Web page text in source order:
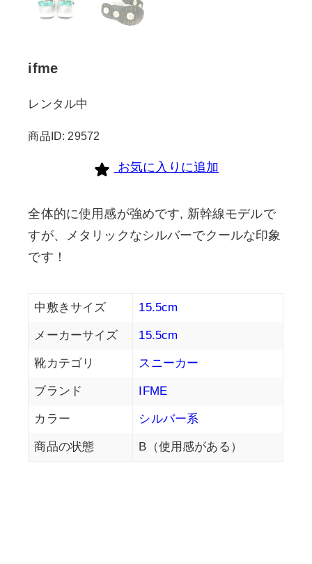
ifme
レンタル中
商品ID: 29572
お気に入りに追加
全体的に使用感が強めです, 新幹線モデルで
すが、メタリックなシルバーでクールな印象
です！
中敷きサイズ 15.5cm
メーカーサイズ 15.5cm
靴カテゴリ スニーカー
ブランド IFME
カラー シルバー系
商品の状態 B（使用感がある）